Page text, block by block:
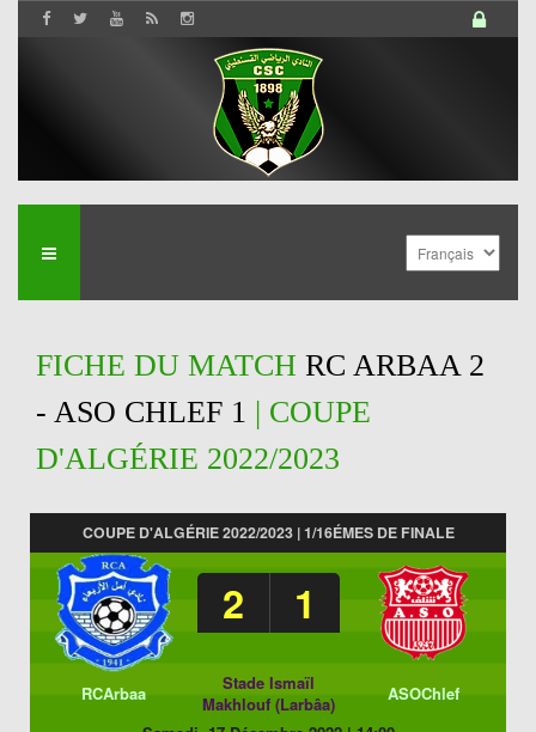
FICHE DU MATCH RC ARBAA 2
- ASO CHLEF 1 | COUPE
D'ALGÉRIE 2022/2023
COUPE D'ALGÉRIE 2022/2023 | 1/16ÉMES DE FINALE
2 1
RCArbaa
Stade Ismaïl
Makhlouf (Larbâa)
ASOChlef